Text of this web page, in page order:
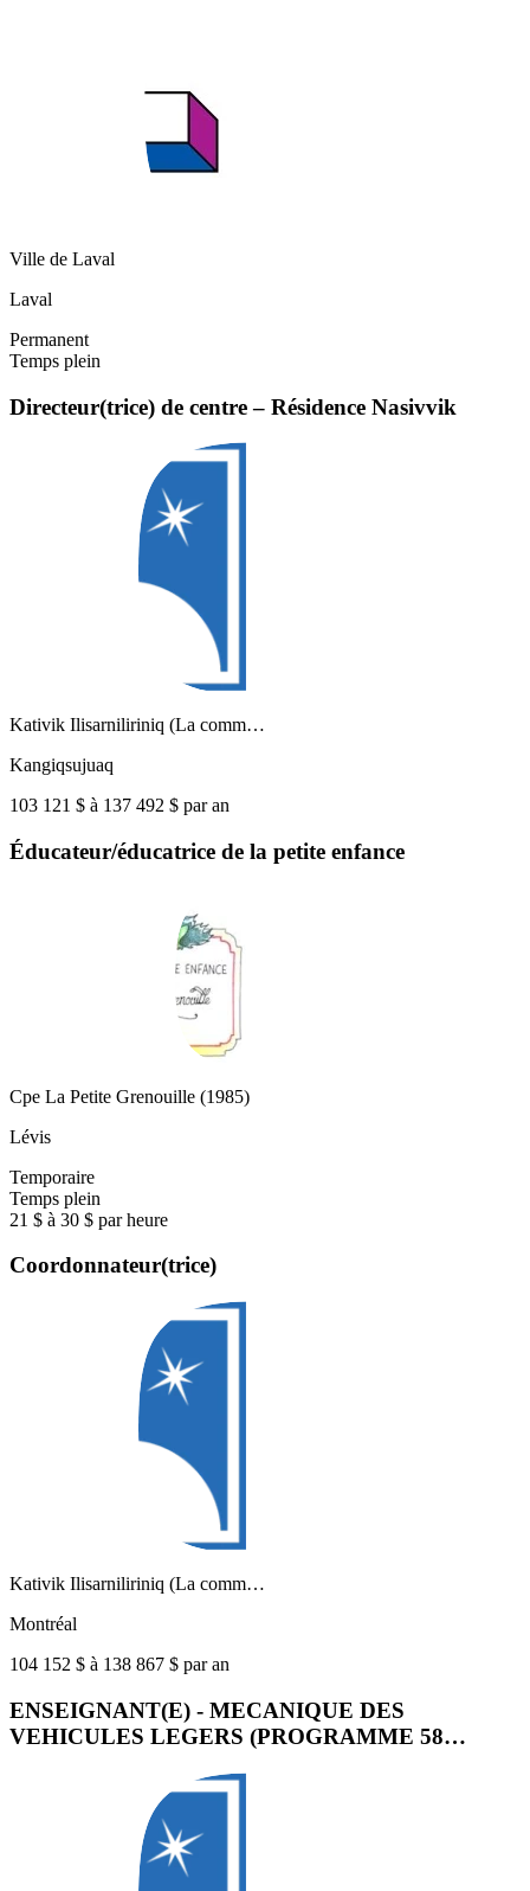
Ville de Laval
Laval
Permanent
Temps plein
Directeur(trice) de centre – Résidence Nasivvik
Kativik Ilisarniliriniq (La comm…
Kangiqsujuaq
103 121 $ à 137 492 $ par an
Éducateur/éducatrice de la petite enfance
Cpe La Petite Grenouille (1985)
Lévis
Temporaire
Temps plein
21 $ à 30 $ par heure
Coordonnateur(trice)
Kativik Ilisarniliriniq (La comm…
Montréal
104 152 $ à 138 867 $ par an
ENSEIGNANT(E) - MECANIQUE DES
VEHICULES LEGERS (PROGRAMME 58…